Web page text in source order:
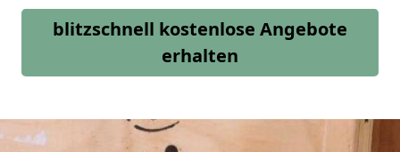
blitzschnell kostenlose Angebote
erhalten